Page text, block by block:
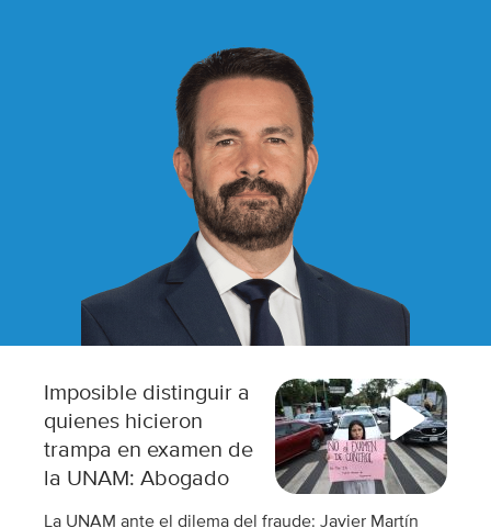
Imposible distinguir a
quienes hicieron
trampa en examen de
la UNAM: Abogado
La UNAM ante el dilema del fraude: Javier Martín